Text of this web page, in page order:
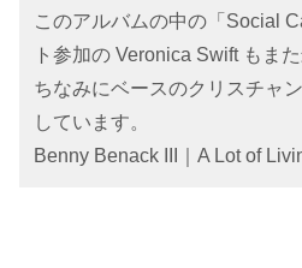
このアルバムの中の「Social
ト参加の Veronica Swift もまた
ちなみにベースのクリスチャ
しています。
Benny Benack III｜A Lot of